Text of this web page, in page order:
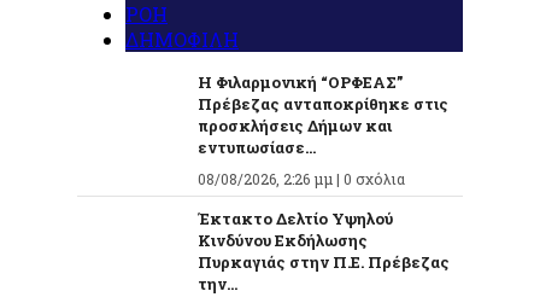
ΡΟΗ
ΔΗΜΟΦΙΛΗ
Η Φιλαρμονική “ΟΡΦΕΑΣ”
Πρέβεζας ανταποκρίθηκε στις
προσκλήσεις Δήμων και
εντυπωσίασε...
08/08/2026, 2:26 μμ | 0 σχόλια
Έκτακτο Δελτίο Υψηλού
Κινδύνου Εκδήλωσης
Πυρκαγιάς στην Π.Ε. Πρέβεζας
την...